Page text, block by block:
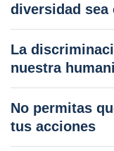
diversidad sea
La
nuestra
No permitas
tus acciones